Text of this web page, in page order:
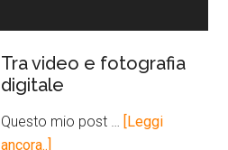
Tra video e fotografia
digitale
Questo mio post … [Leggi
ancora..]